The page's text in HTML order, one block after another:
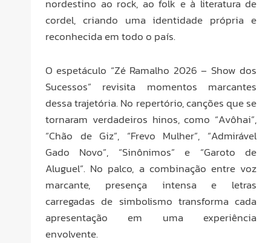
nordestino ao rock, ao folk e à literatura de
cordel, criando uma identidade própria e
reconhecida em todo o país.
O espetáculo “Zé Ramalho 2026 – Show dos
Sucessos” revisita momentos marcantes
dessa trajetória. No repertório, canções que se
tornaram verdadeiros hinos, como “Avôhai”,
“Chão de Giz”, “Frevo Mulher”, “Admirável
Gado Novo”, “Sinônimos” e “Garoto de
Aluguel”. No palco, a combinação entre voz
marcante, presença intensa e letras
carregadas de simbolismo transforma cada
apresentação em uma experiência
envolvente.